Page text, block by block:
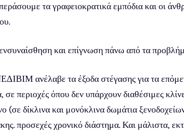
τα γραφειοκρατικά εμπόδια και οι
και επίγνωση πάνω από τα
ανέλαβε τα έξοδα στέγασης για τα
περιοχές όπου δεν υπάρχουν διαθέσιμες
(σε δίκλινα και μονόκλινα δωμάτια
προσεχές χρονικό διάστημα. Και μάλιστα,